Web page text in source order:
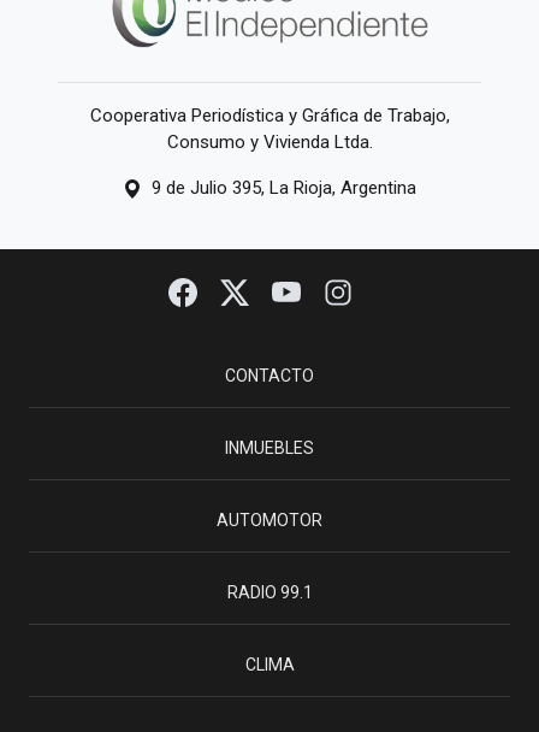
Cooperativa Periodística y Gráfica de Trabajo,
Consumo y Vivienda Ltda.
9 de Julio 395, La Rioja, Argentina
CONTACTO
INMUEBLES
AUTOMOTOR
RADIO 99.1
CLIMA